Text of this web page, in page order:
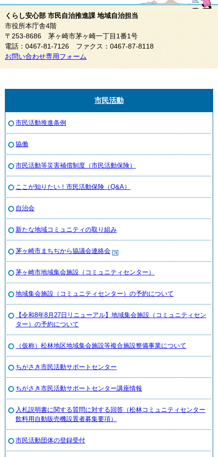
くらし安心部 市民自治推進課 地域自治担当
市役所本庁舎4階
〒253-8686 茅ヶ崎市茅ヶ崎一丁目1番1号
電話：0467-81-7126 ファクス：0467-87-8118
お問い合わせ専用フォーム
市民活動
市民活動推進条例
協働
市民活動等災害補償制度（市民活動保険）
ここが知りたい！市民活動保険（Q&A）
自治会
新たな地域コミュニティの取り組み
茅ヶ崎市まちぢから協議会連絡会
茅ヶ崎市地域集会施設（コミュニティセンター）
地域集会施設（コミュニティセンター）の予約について
【令和8年8月27日リニューアル】地域集会施設（コミュニティセン
ター）の予約について
（仮称）松林地区地域集会施設等複合施設整備事業について
ちがさき市民活動サポートセンター
ちがさき市民活動サポートセンター講座情報
入札説明書に関する質問に対する回答（松林コミュニティセンター
飲料用自動販売機設置者募集要項）
市民活動団体の登録受付